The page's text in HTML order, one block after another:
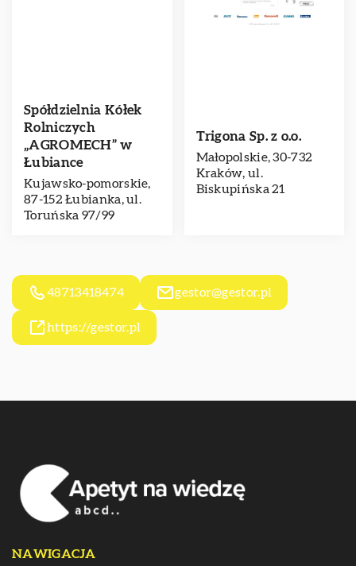
Spółdzielnia Kółek
Rolniczych
„AGROMECH” w
Łubiance
Kujawsko-pomorskie,
87-152 Łubianka, ul.
Toruńska 97/99
Trigona Sp. z o.o.
Małopolskie, 30-732
Kraków, ul.
Biskupińska 21
48713418474 gestor@gestor.pl
https://gestor.pl
NAWIGACJA